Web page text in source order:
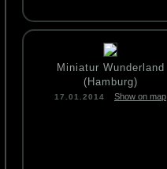
Miniatur Wunderland
(Hamburg)
17.01.2014 Show on map